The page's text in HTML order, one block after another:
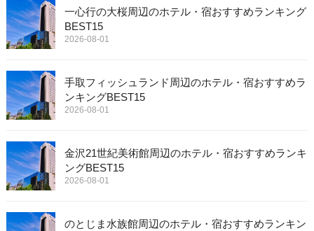
一心行の大桜周辺のホテル・宿おすすめランキング
BEST15
2026-08-01
手取フィッシュランド周辺のホテル・宿おすすめラ
ンキングBEST15
2026-08-01
金沢21世紀美術館周辺のホテル・宿おすすめランキ
ングBEST15
2026-08-01
のとじま水族館周辺のホテル・宿おすすめランキン